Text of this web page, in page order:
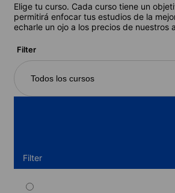
Elige tu curso. Cada curso tiene un
permitirá enfocar tus estudios de la
echarle un ojo a los precios de nuestros
Filter
Todos los cursos
Filter